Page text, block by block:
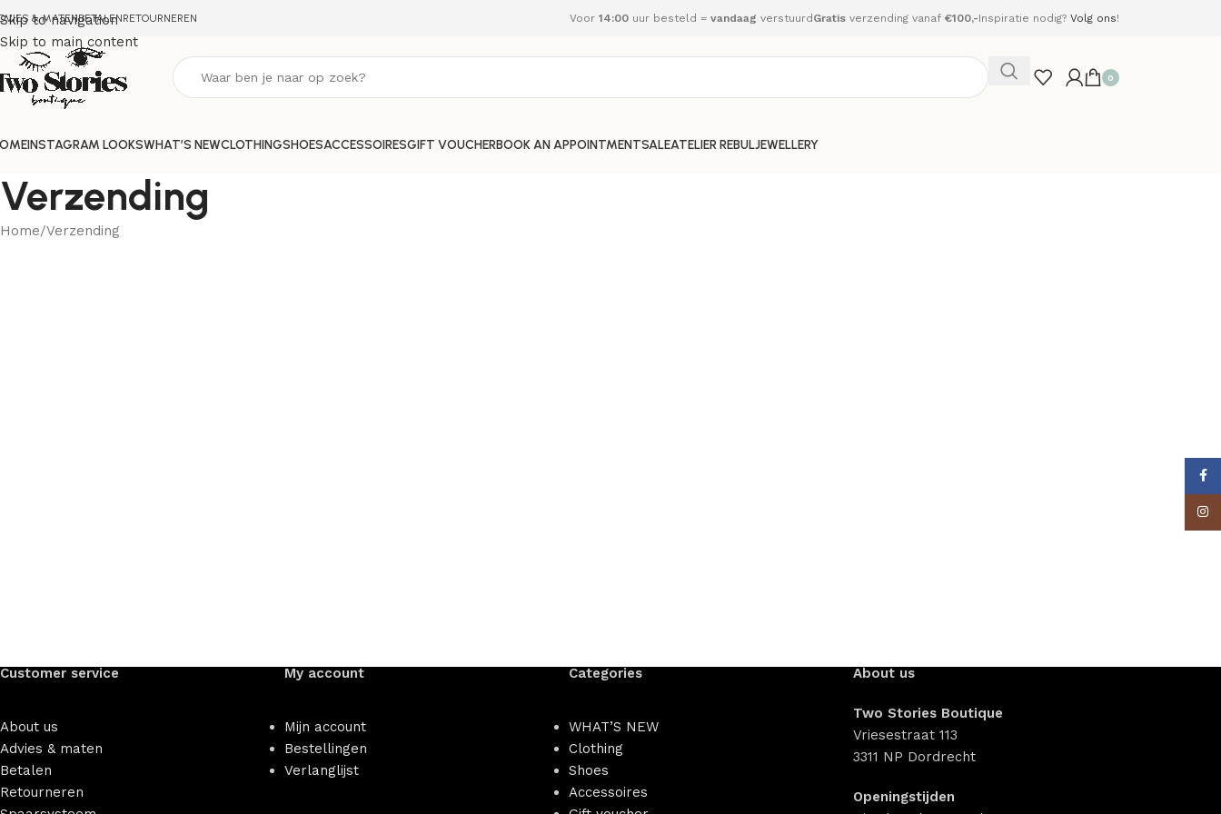
Skip to navigation
Skip to main content
& MATENBETALENRETOURNEREN Voor 14:00 uur besteld = vandaag verstuurd Gratis verzending vanaf €100,-Inspiratie nodig? Volg ons!
0
INSTAGRAM LOOKSWHAT’S NEWCLOTHINGSHOESACCESSOIRESGIFT VOUCHERBOOK AN APPOINTMENTSALEATELIER REBULJEWELLERY
Verzending
Home Verzending
Customer service
About us
Advies & maten
Betalen
Retourneren
My account
Mijn account
Bestellingen
Verlanglijst
Categories
WHAT’S NEW
Clothing
Shoes
Accessoires
About us
Two Stories Boutique
Vriesestraat 113
3311 NP Dordrecht
Openingstijden